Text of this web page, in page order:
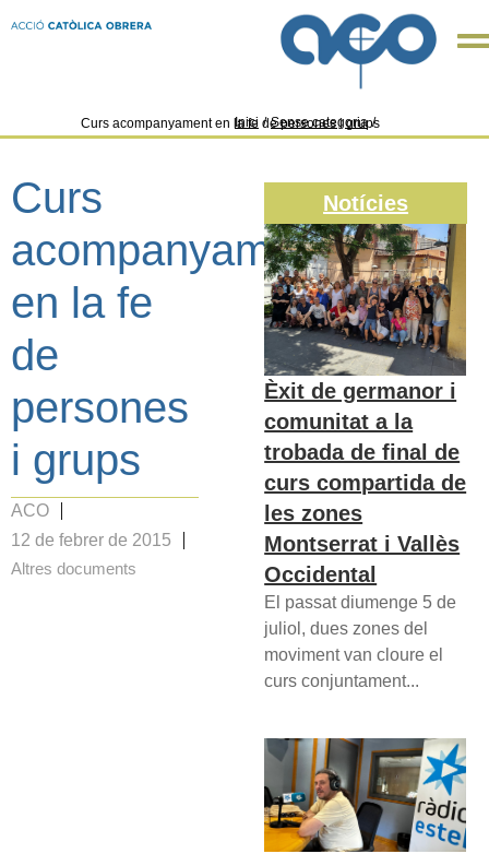
Inici / Sense categoria /
Curs acompanyament en la fe de persones i grups
Curs
acompanyament
en la fe
de
persones
i grups
ACO
12 de febrer de 2015
Altres documents
Notícies
Èxit de germanor i
comunitat a la
trobada de final de
curs compartida de
les zones
Montserrat i Vallès
Occidental
El passat diumenge 5 de
juliol, dues zones del
moviment van cloure el
curs conjuntament...